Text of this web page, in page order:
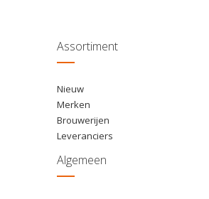
Assortiment
Nieuw
Merken
Brouwerijen
Leveranciers
Algemeen